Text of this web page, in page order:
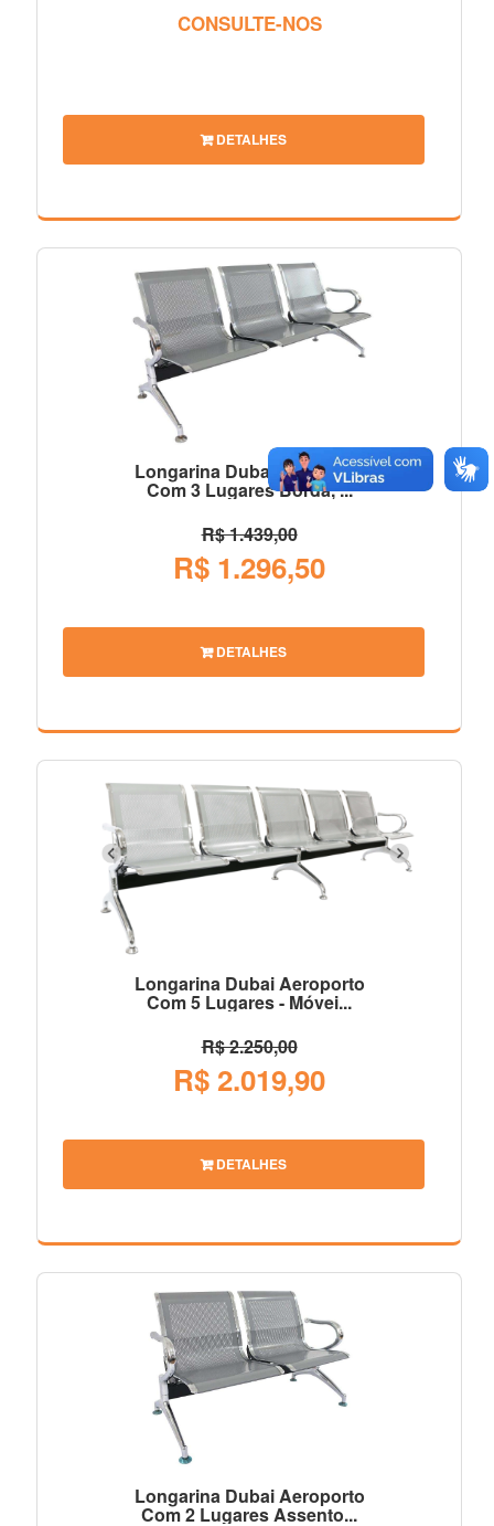
CONSULTE-NOS
DETALHES
Longarina Dubai Aeroporto
Com 3 Lugares Borda, ...
R$ 1.439,00
R$ 1.296,50
DETALHES
Longarina Dubai Aeroporto
Com 5 Lugares - Móvei...
R$ 2.250,00
R$ 2.019,90
DETALHES
Longarina Dubai Aeroporto
Com 2 Lugares Assento...